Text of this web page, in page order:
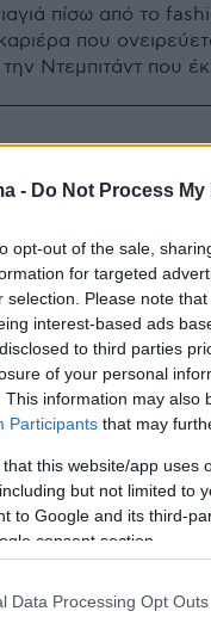
- Do Not Process
opt-out of the sale,
for targeted
selection. Please note
interest-based ads
to third parties
of your personal
This information may also
Participants that may
that this website/app
but not limited to
to Google and its third-
consent section.
Data Processing Opt Outs
πίσω από το
που
Ντεμπιτάντ που
& Carolina-
καρδιά
Carolina Herrera,
της Αμερικής από
του
του διάσημου
φιλανθρωπία